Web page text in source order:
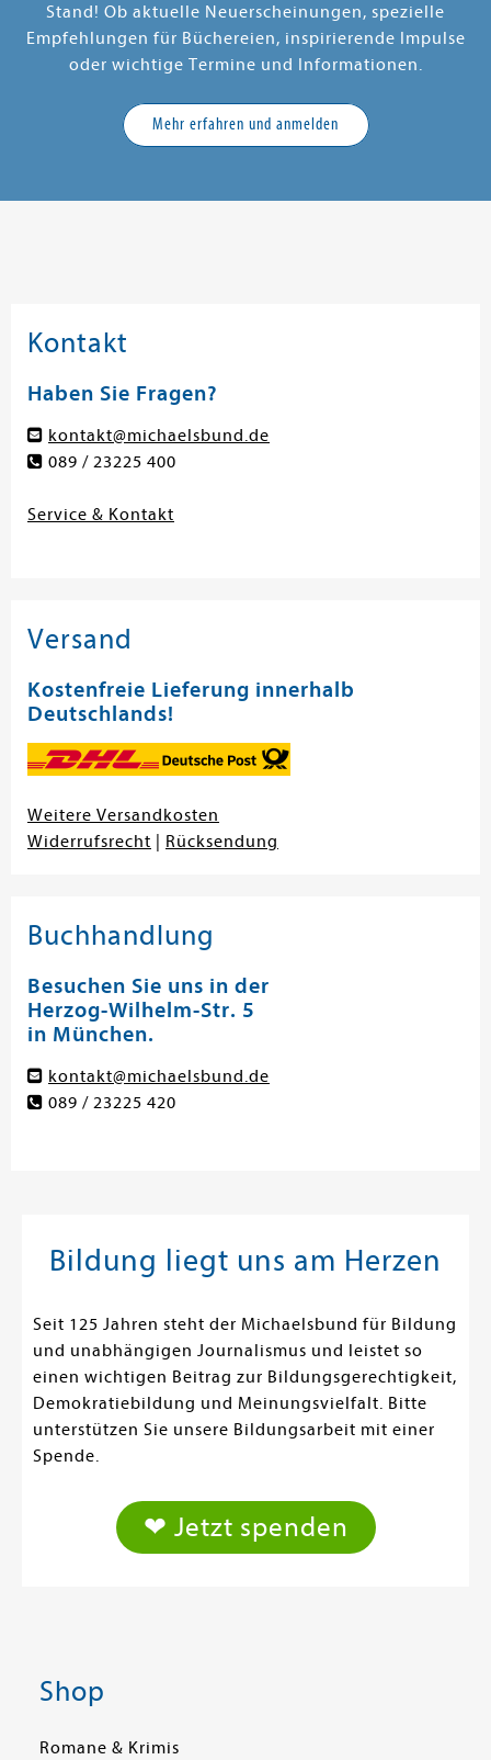
Stand! Ob aktuelle Neuerscheinungen, spezielle
Empfehlungen für Büchereien, inspirierende Impulse
oder wichtige Termine und Informationen.
Mehr erfahren und anmelden
Kontakt
Haben Sie Fragen?
kontakt@michaelsbund.de
089 / 23225 400
Service & Kontakt
Versand
Kostenfreie Lieferung innerhalb
Deutschlands!
Weitere Versandkosten
Widerrufsrecht
Rücksendung
Buchhandlung
Besuchen Sie uns in der
Herzog-Wilhelm-Str. 5
in München.
kontakt@michaelsbund.de
089 / 23225 420
Bildung liegt uns am Herzen
Seit 125 Jahren steht der Michaelsbund für Bildung
und unabhängigen Journalismus und leistet so
einen wichtigen Beitrag zur Bildungsgerechtigkeit,
Demokratiebildung und Meinungsvielfalt. Bitte
unterstützen Sie unsere Bildungsarbeit mit einer
Spende.
❤ Jetzt spenden
Shop
Romane & Krimis